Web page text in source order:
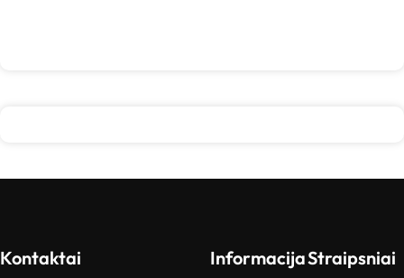
Kontaktai InformacijaStraipsniai